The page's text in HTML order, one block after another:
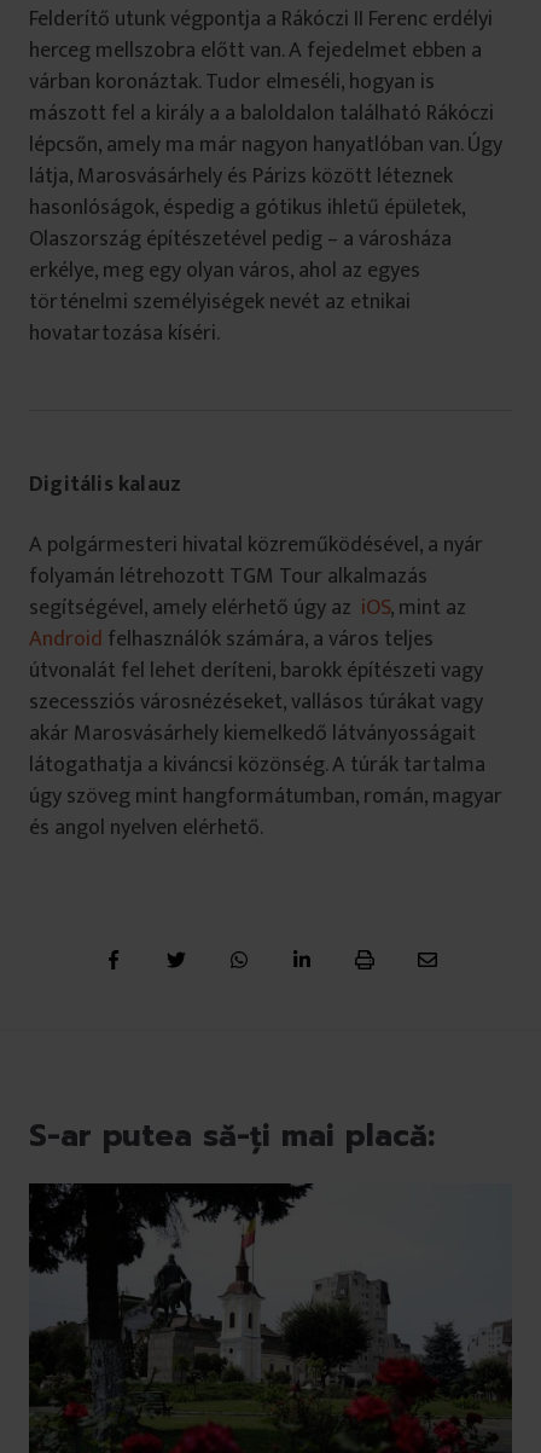
Felderítő utunk végpontja a Rákóczi II Ferenc erdélyi
herceg mellszobra előtt van. A fejedelmet ebben a
várban koronáztak. Tudor elmeséli, hogyan is
mászott fel a király a a baloldalon található Rákóczi
lépcsőn, amely ma már nagyon hanyatlóban van. Úgy
látja, Marosvásárhely és Párizs között léteznek
hasonlóságok, éspedig a gótikus ihletű épületek,
Olaszország építészetével pedig – a városháza
erkélye, meg egy olyan város, ahol az egyes
történelmi személyiségek nevét az etnikai
hovatartozása kíséri.
Digitális kalauz
A polgármesteri hivatal közreműködésével, a nyár
folyamán létrehozott TGM Tour alkalmazás
segítségével, amely elérhető úgy az iOS, mint az
Android felhasználók számára, a város teljes
útvonalát fel lehet deríteni, barokk építészeti vagy
szecessziós városnézéseket, vallásos túrákat vagy
akár Marosvásárhely kiemelkedő látványosságait
látogathatja a kiváncsi közönség. A túrák tartalma
úgy szöveg mint hangformátumban, román, magyar
és angol nyelven elérhető.
S-ar putea să-ți mai placă: